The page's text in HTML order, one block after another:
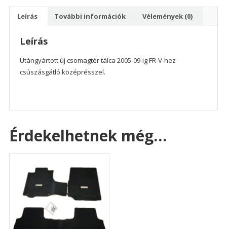
mennyiség
Leírás További információk Vélemények (0)
Leírás
Utángyártott új csomagtér tálca 2005-09-ig FR-V-hez
csúszásgátló középrésszel.
Érdekelhetnek még…